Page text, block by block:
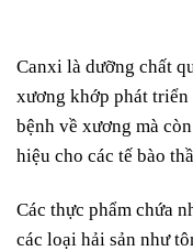
Canxi là dưỡng chất
xương khớp phát triển
bệnh về xương mà
hiệu cho các tế bào
Các thực phẩm chứa
các loại hải sản như